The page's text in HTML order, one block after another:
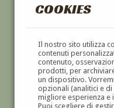
COOKIES
Il nostro sito utilizza
contenuti
contenuto,
prodotti, per
un dispositivo.
opzionali (analitici e
migliore esperienza e
Puoi scegliere di
DIPINTI E